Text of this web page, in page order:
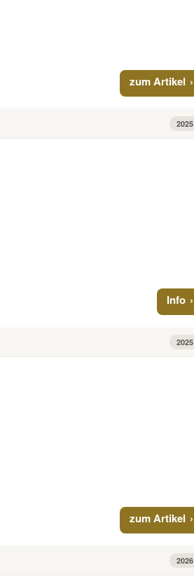
zum Artikel
2025
Info
2025
zum Artikel
2026